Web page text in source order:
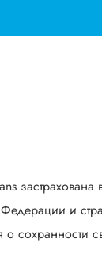
и
сохранности